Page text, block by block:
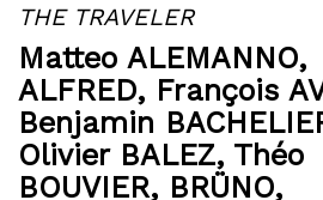
THE TRAVELER
Matteo ALEMANNO,
ALFRED, François
Benjamin
Olivier BALEZ, Théo
BOUVIER, BRÜNO,